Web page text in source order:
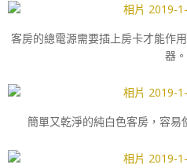
客房的總電源需要插上房卡才能作
器。
簡單又乾淨的純白色客房，容易